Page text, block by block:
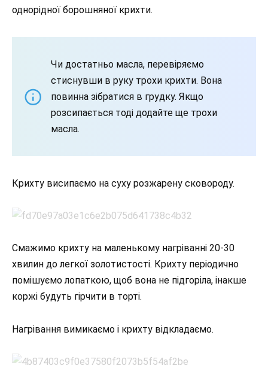
однорідної борошняної крихти.
Чи достатньо масла, перевіряємо
стиснувши в руку трохи крихти. Вона
повинна зібратися в грудку. Якщо
розсипається тоді додайте ще трохи
масла.
Крихту висипаємо на суху розжарену сковороду.
Смажимо крихту на маленькому нагріванні 20-30
хвилин до легкої золотистості. Крихту періодично
помішуємо лопаткою, щоб вона не підгоріла, інакше
коржі будуть гірчити в торті.
Нагрівання вимикаємо і крихту відкладаємо.